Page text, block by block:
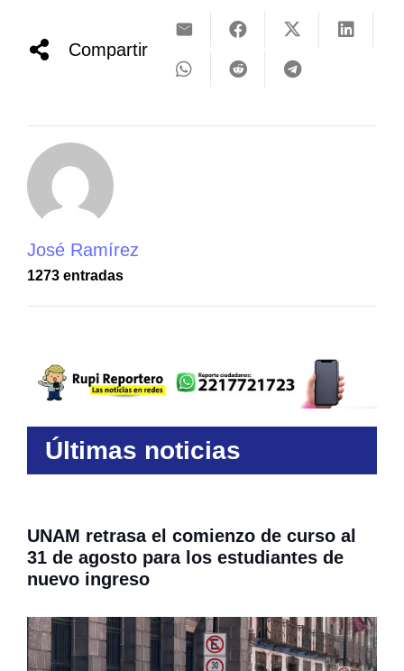
Compartir
José Ramírez
1273 entradas
Últimas noticias
UNAM retrasa el comienzo de curso al
31 de agosto para los estudiantes de
nuevo ingreso